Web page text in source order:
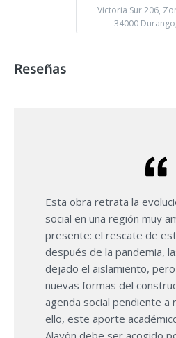
Victoria Sur 206,
34000
Reseñas
Esta obra retrata la
social en una región muy
presente: el rescate de
después de la pandemia,
dejado el aislamiento,
nuevas formas del
agenda social pendiente a
ello, este aporte